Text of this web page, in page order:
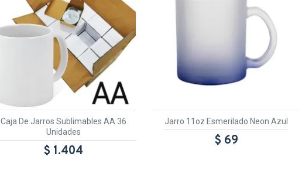
Caja De Jarros Sublimables AA 36
Unidades
$ 1.404
Jarro 11oz Esmerilado Neon Azul
$ 69